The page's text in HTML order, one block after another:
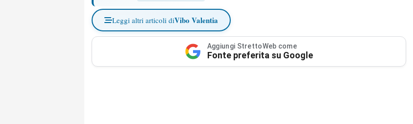
Leggi altri articoli diVibo Valentia
Aggiungi StrettoWeb come
Fonte preferita su Google